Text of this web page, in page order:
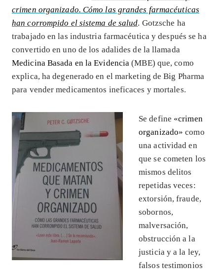
crimen organizado. Cómo las grandes farmacéuticas
han corrompido el sistema de salud. Gotzsche ha
trabajado en las industria farmacéutica y después se ha
convertido en uno de los adalides de la llamada
Medicina Basada en la Evidencia(MBE) que, como
explica, ha degenerado en el marketing de Big Pharma
para vender medicamentos ineficaces y mortales.
Se define «crimen
organizado» como
una actividad en
que se cometen los
mismos delitos
repetidas veces:
extorsión, fraude,
sobornos,
malversación,
obstrucción a la
justicia y a la ley,
falsos testimonios